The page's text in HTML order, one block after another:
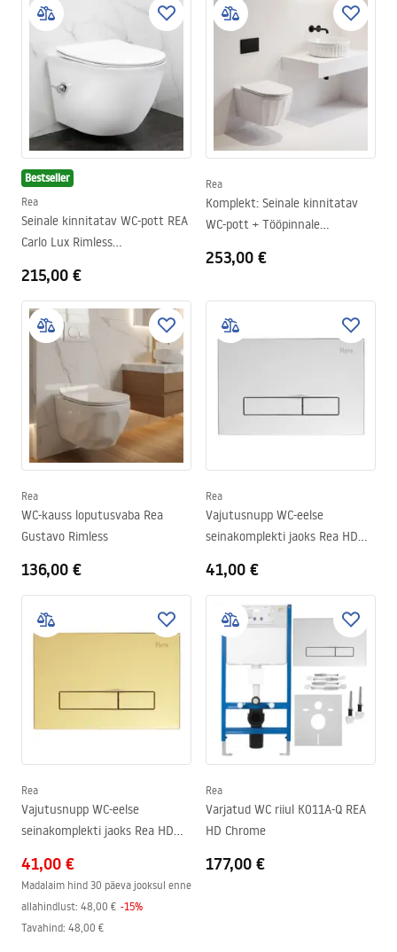
Bestseller
Rea
Seinale kinnitatav WC-pott REA
Carlo Lux Rimless
215,00 €
Rea
Komplekt: Seinale kinnitatav
WC-pott + Tööpinnale
White
253,00 €
Rea
WC-kauss loputusvaba Rea
Gustavo Rimless
136,00 €
Rea
Vajutusnupp WC-eelse
seinakomplekti jaoks Rea HD
41,00 €
Rea
Vajutusnupp WC-eelse
seinakomplekti jaoks Rea HD
41,00 €
Madalaim hind 30 päeva jooksul enne
allahindlust: 48,00 € -15%
Tavahind: 48,00 €
Rea
Varjatud WC riiul K011A-Q REA
HD Chrome
177,00 €